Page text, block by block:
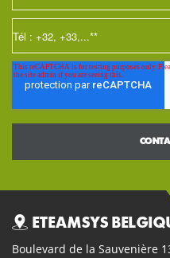
ETEAMSYS
Boulevard de la Sauvenière